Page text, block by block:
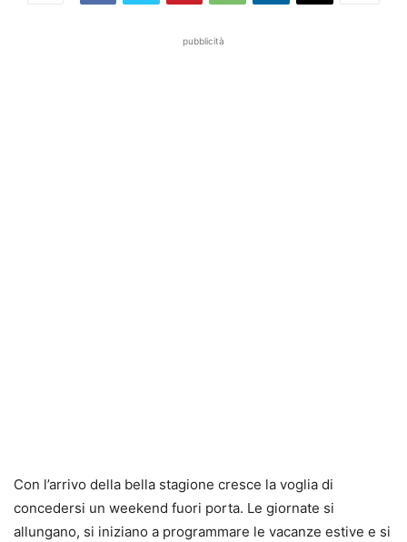
pubblicità
Con l’arrivo della bella stagione cresce la voglia di
concedersi un weekend fuori porta. Le giornate si
allungano, si iniziano a programmare le vacanze estive e si